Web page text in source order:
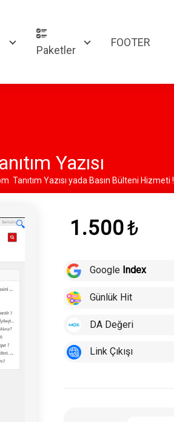
Paketler
FOOTER
Yazısı
Tanıtım Yazısı yada Basın Bülteni Hizmeti !
🔍 1.500₺
Google Index
Günlük Hit
DA Değeri
Link Çıkışı